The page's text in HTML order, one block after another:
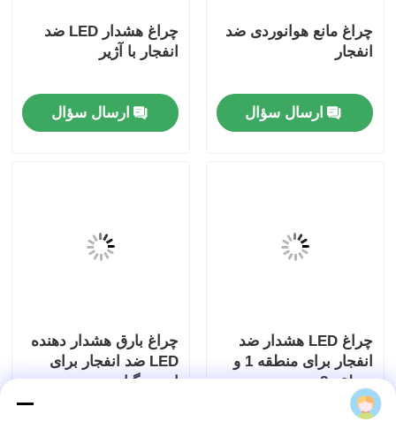
چراغ مانع هوانوردی ضد
انفجار
ارسال سؤال
چراغ هشدار LED ضد
انفجار با آژیر
ارسال سؤال
چراغ LED هشدار ضد
انفجار برای منطقه 1 و
منطقه 2
چراغ بارق هشدار دهنده
LED ضد انفجار برای
ایمنی گیاه